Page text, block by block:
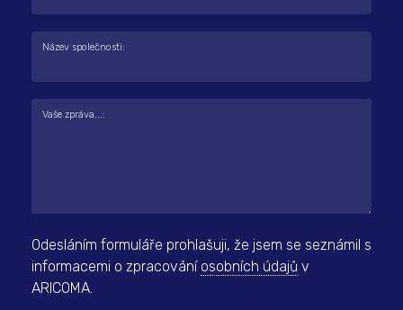
Název společnosti:
Vaše zpráva...:
Odesláním formuláře prohlašuji, že jsem se seznámil s
informacemi o zpracování osobních údajů v
ARICOMA.